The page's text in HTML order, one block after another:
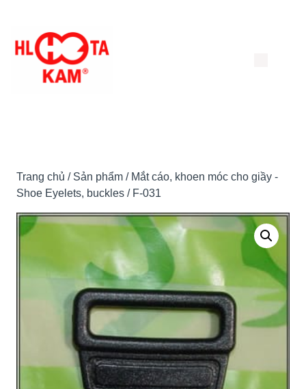
đến
Trang chủ / Sản phẩm / Mắt cáo, khoen móc cho giầy -
Shoe Eyelets, buckles / F-031